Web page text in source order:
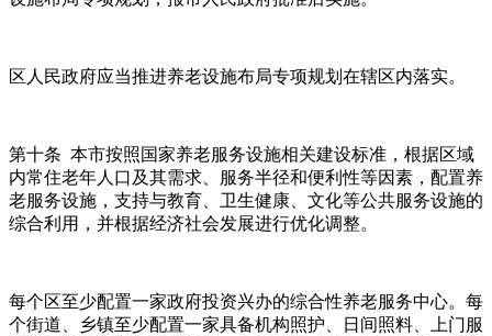
区人民政府应当推进养老设施布局专项规划在辖区内落实。
第十条 本市按照国家养老服务设施相关建设标准，根据区域
内常住老年人口及其需求、服务半径和便利性等因素，配置养
老服务设施，支持与教育、卫生健康、文化等公共服务设施的
综合利用，并根据经济社会发展进行优化调整。
每个区至少配置一家政府投资兴办的综合性养老服务中心。每
个街道、乡镇至少配置一家具备机构照护、日间照料、上门服